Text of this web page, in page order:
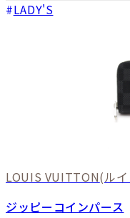
LADY'S
LOUIS VUITTON(ル
ジッピーコインパース